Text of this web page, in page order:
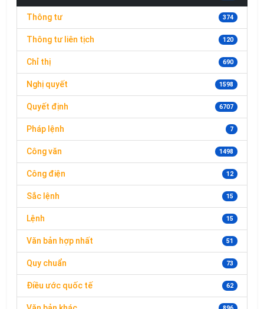
Thông tư 374
Thông tư liên tịch 120
Chỉ thị 690
Nghị quyết 1598
Quyết định 6707
Pháp lệnh 7
Công văn 1498
Công điện 12
Sắc lệnh 15
Lệnh 15
Văn bản hợp nhất 51
Quy chuẩn 73
Điều ước quốc tế 62